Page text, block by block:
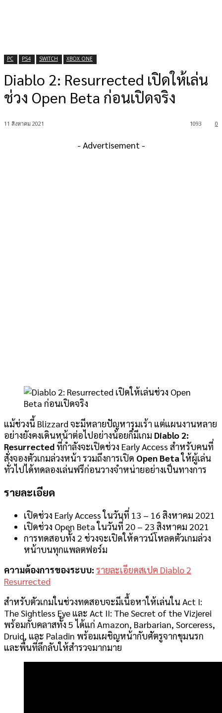
PC PS4 SWITCH XBOX ONE
Diablo 2: Resurrected เปิดให้เล่น
ช่วง Open Beta ก่อนเปิดจริง
11 สิงหาคม 2021 0
1093
- Advertisement -
แม้ช่วงนี้ Blizzard จะมีหลายปัญหารุมเร้า แต่แผนงานหลาย
อย่างยังคงเดินหน้าต่อไปอย่างน้อยก็มีเกม Diablo 2:
Resurrected ที่กำลังจะเปิดช่วง Early Access สำหรับคนที่
สั่งจองตัวเกมล่วงหน้า รวมถึงการเปิด Open Betaให้ผู้เล่น
ทั่วไปได้ทดลองเล่นฟรีก่อนวางจำหน่ายอย่างเป็นทางการ
รายละเอียด
เปิดช่วง Early Access ในวันที่ 13 – 16 สิงหาคม 2021
เปิดช่วง Open Beta ในวันที่ 20 – 23 สิงหาคม 2021
การทดสอบทั้ง 2 ช่วงจะเปิดให้ดาวน์โหลดตัวเกมล่วง
หน้าบนทุกแพลตฟอร์ม
ความต้องการของระบบ: รายละเอียดสเปค Diablo 2
Resurrected
สำหรับตัวเกมในช่วงทดสอบจะมีเนื้อหาให้เล่นใน Act I:
The Sightless Eye และ Act II: The Secret of the Vizjerei
พร้อมกับคลาสทั้ง 5 ได้แก่ Amazon, Barbarian, Sorceress,
Druid, และ Paladin พร้อมเผชิญหน้ากับศัตรูจากขุมนรก
และพื้นที่ลึกลับให้สำรวจมากมาย